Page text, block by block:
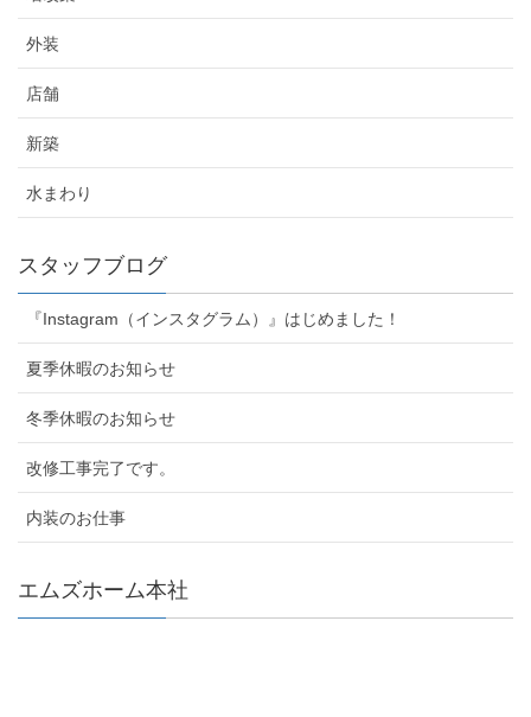
外装
店舗
新築
水まわり
スタッフブログ
『Instagram（インスタグラム）』はじめました！
夏季休暇のお知らせ
冬季休暇のお知らせ
改修工事完了です。
内装のお仕事
エムズホーム本社